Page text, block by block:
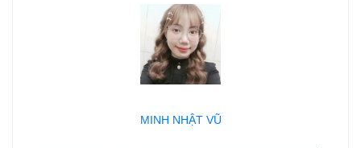
MINH NHẬT VŨ